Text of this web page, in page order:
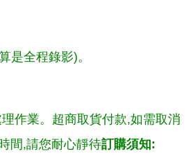
是全程錄影)。
作業。超商取貨付款,如需取消
間,請您耐心靜待訂購須知: